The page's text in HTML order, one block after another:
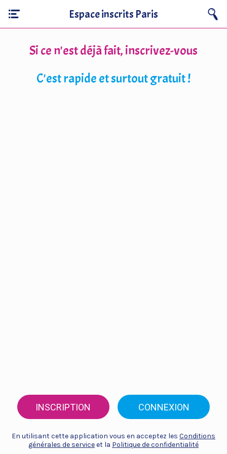
Espace inscrits Paris
Si ce n'est déjà fait, inscrivez-vous
C'est rapide et surtout gratuit !
INSCRIPTION CONNEXION
En utilisant cette application vous en acceptez les Conditions
générales de serviceet la Politique de confidentialité